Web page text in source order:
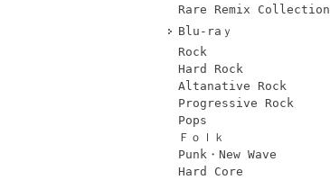
Rare Remix Collection
Blu-raｙ
Rock
Hard Rock
Altanative Rock
Progressive Rock
Pops
Ｆｏｌｋ
Punk・New Wave
Hard Core